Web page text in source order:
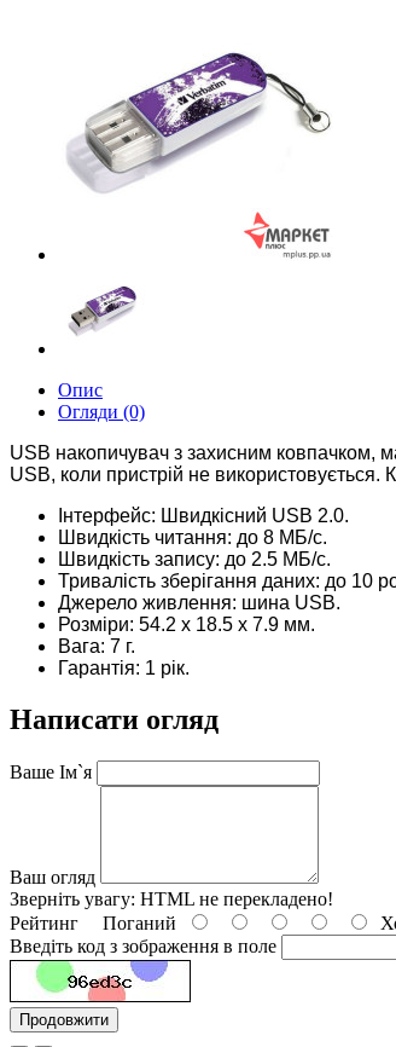
Опис
Огляди (0)
USB накопичувач з захисним ковпачком,
USB, коли пристрій не використовується.
Інтерфейс: Швидкісний USB 2.0.
Швидкість читання: до 8 МБ/с.
Швидкість запису: до 2.5 МБ/с.
Тривалість зберігання даних: до 10
Джерело живлення: шина USB.
Розміри: 54.2 х 18.5 х 7.9 мм.
Вага: 7 г.
Гарантія: 1 рік.
Написати огляд
Ваше Ім`я
Ваш огляд
Зверніть увагу: HTML не перекладено!
Рейтинг Поганий
Введіть код з зображення в поле
Продовжити